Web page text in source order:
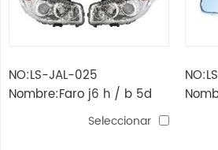
NO:LS-JAL-025
Nombre:Faro j6 h / b 5d
Seleccionar